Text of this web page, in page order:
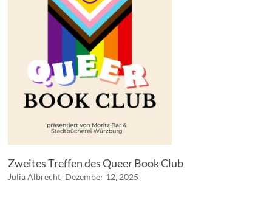
Zweites Treffen des Queer Book Club
Julia Albrecht Dezember 12, 2025